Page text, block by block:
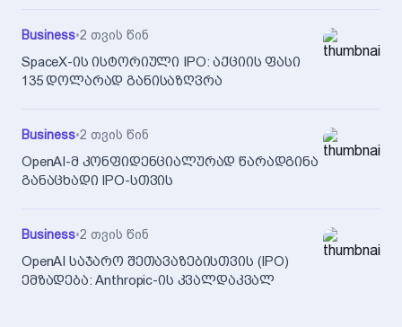
Business•2 თვის წინ
SpaceX-ის ისტორიული IPO: აქციის ფასი
135 დოლარად განისაზღვრა
Business•2 თვის წინ
OpenAI-მ კონფიდენციალურად წარადგინა
განაცხადი IPO-სთვის
Business•2 თვის წინ
OpenAI საჯარო შეთავაზებისთვის (IPO)
ემზადება: Anthropic-ის კვალდაკვალ